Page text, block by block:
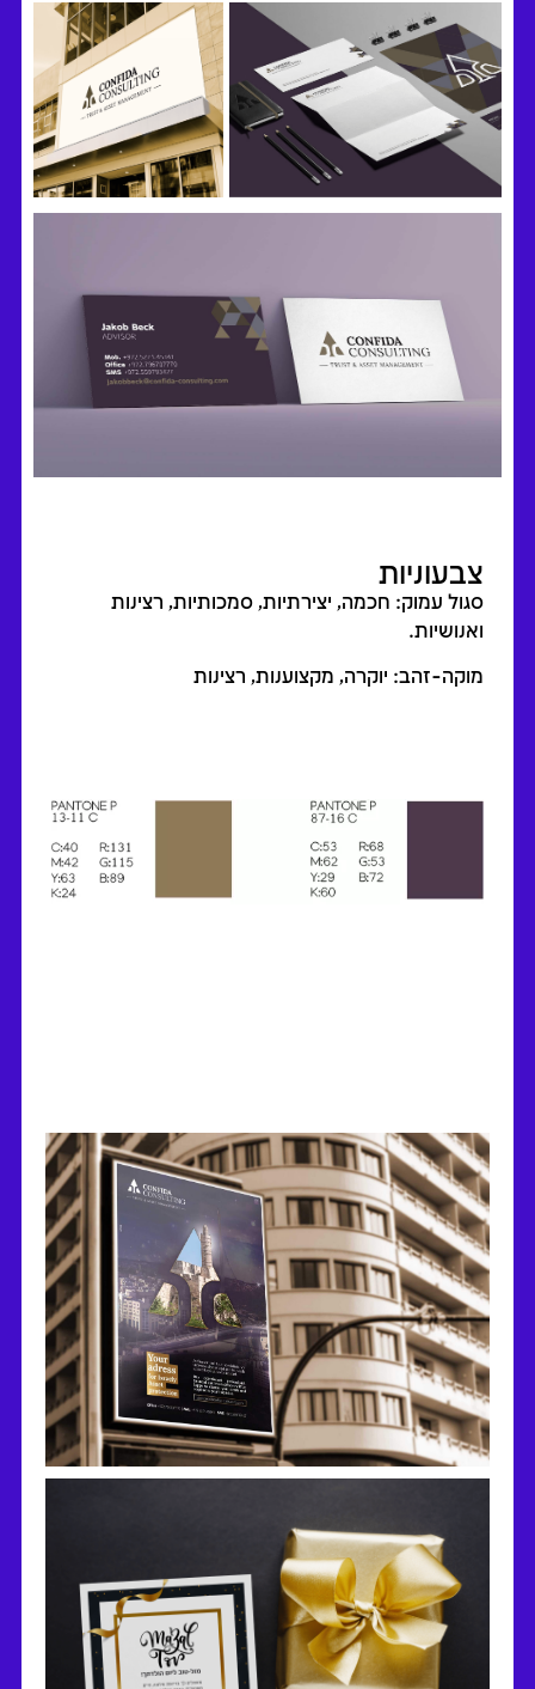
צבעוניות
סגול עמוק: חכמה, יצירתיות, סמכותיות, רצינות
ואנושיות.
מוקה-זהב: יוקרה, מקצוענות, רצינות